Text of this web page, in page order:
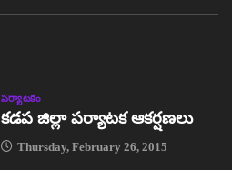
పర్యాటకం
కడప జిల్లా పర్యాటక ఆకర్షణలు
Thursday, February 26, 2015